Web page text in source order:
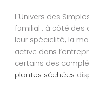
L’Univers des
familial : à côté des
leur spécialité, la
active dans
certains des
plantes séchées